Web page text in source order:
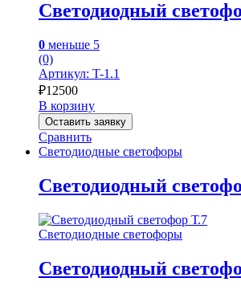
Светодиодный
0 меньше 5
(0)
Артикул: T-1.1
₽12500
В корзину
Оставить заявку
Сравнить
Светодиодные светофоры
Светодиодный
Светодиодные светофоры
Светодиодный